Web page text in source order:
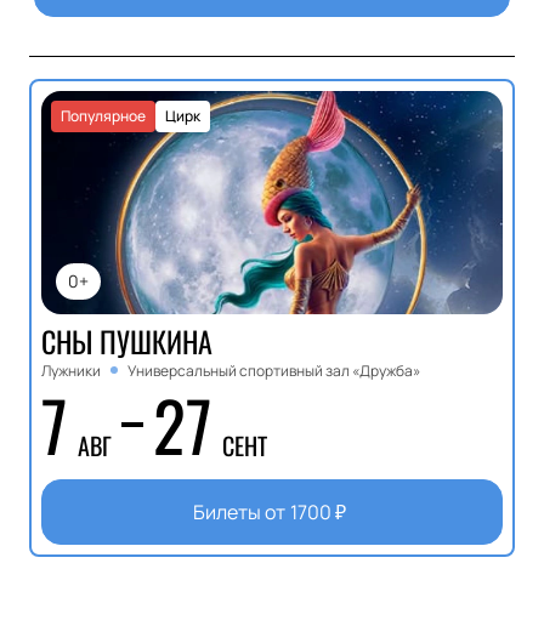
0+
Цирк
Популярное
СНЫ ПУШКИНА
Лужники Универсальный спортивный зал «Дружба»
7 АВГ 27 СЕНТ
Билеты от 1700₽